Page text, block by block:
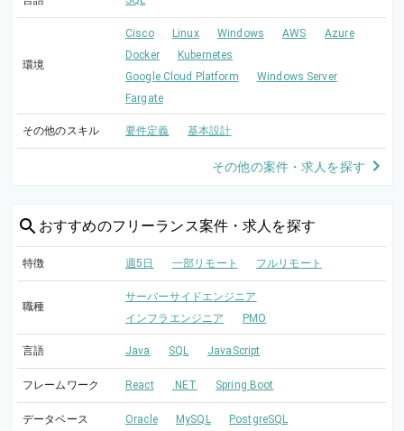
環境
Cisco Linux Windows AWS
Azure
Docker
Kubernetes
Google Cloud Platform
Windows Server
Fargate
その他のスキル 要件定義 基本設計
その他の案件・求人を探す
おすすめのフリーランス案件・求人を探す
特徴 週5日 一部リモート フルリモート
職種
サーバーサイドエンジニア
インフラエンジニア
PMO
言語 Java SQL JavaScript
フレームワーク React .NET Spring Boot
データベース Oracle MySQL PostgreSQL